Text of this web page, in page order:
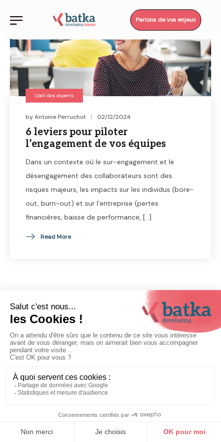
Parlons de vos enjeux
L'oeil des experts
byAntoine Perruchot 02/12/2024
6 leviers pour piloter
l’engagement de vos équipes
Dans un contexte où le sur-engagement et le
désengagement des collaborateurs sont des
risques majeurs, les impacts sur les individus (bore-
out, burn-out) et sur l’entreprise (pertes
financières, baisse de performance, […]
Read More